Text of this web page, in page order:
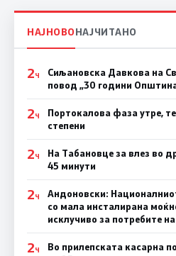
НАЈНОВОНАЈЧИТАНО
2Ч
Сиљановска Давкова на
повод „30 години
2Ч
Портокалова фаза утре,
степени
2Ч
На Табановце за влез во
45 минути
2Ч
Андоновски:
со мала инсталирана
исклучиво за потребите
2Ч
Во прилепската касарна